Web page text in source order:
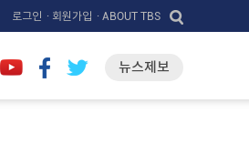
로그인 · 회원가입 · ABOUT TBS
뉴스제보